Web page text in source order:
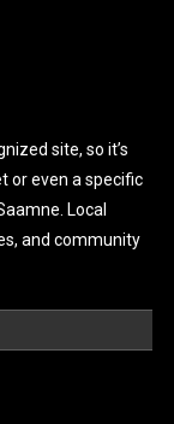
site, so it’s
or even a specific
Local
and community